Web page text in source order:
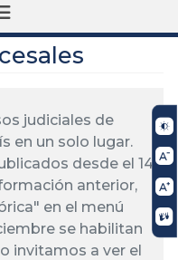
judiciales de
en un solo lugar.
desde el 14
anterior,
en el menú
se habilitan
invitamos a ver el